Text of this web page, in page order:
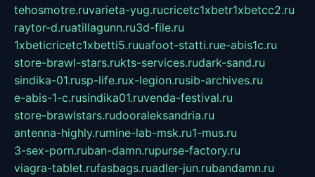
tehosmotre.ruvarieta-yug.rucricetc1xbetr1xbetcc2.ru
raytor-d.ruatillagunn.ru3d-file.ru
1xbeticricetc1xbetti5.ruuafoot-statti.rue-abis1c.ru
store-brawl-stars.rukts-services.rudark-sand.ru
sindika-01.rusp-life.rux-legion.rusib-archives.ru
e-abis-1-c.rusindika01.ruvenda-festival.ru
store-brawlstars.rudooraleksandria.ru
antenna-highly.rumine-lab-msk.ru1-mus.ru
3-sex-porn.ruban-damn.rupurse-factory.ru
viagra-tablet.rufasbags.ruadler-jun.rubandamn.ru